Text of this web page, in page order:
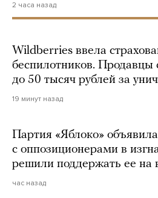
2 часа назад
Wildberries ввела
беспилотников. Продавцы
до 50 тысяч рублей за
19 минут назад
Партия «Яблоко»
с оппозиционерами в
решили поддержать ее на
час назад